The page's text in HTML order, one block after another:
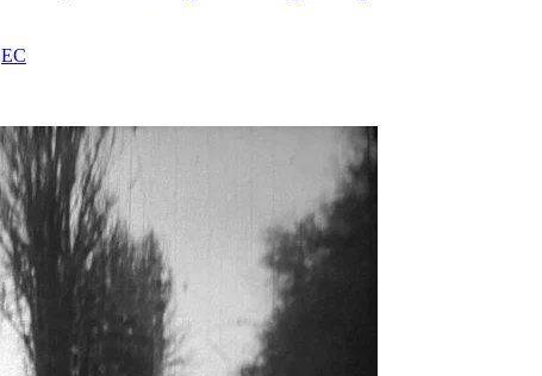
EC